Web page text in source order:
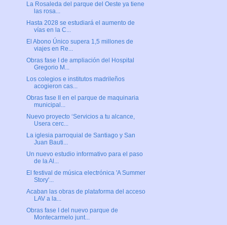
La Rosaleda del parque del Oeste ya tiene
las rosa...
Hasta 2028 se estudiará el aumento de
vías en la C...
El Abono Único supera 1,5 millones de
viajes en Re...
Obras fase I de ampliación del Hospital
Gregorio M...
Los colegios e institutos madrileños
acogieron cas...
Obras fase II en el parque de maquinaria
municipal...
Nuevo proyecto ‘Servicios a tu alcance,
Usera cerc...
La iglesia parroquial de Santiago y San
Juan Bauti...
Un nuevo estudio informativo para el paso
de la Al...
El festival de música electrónica 'A Summer
Story'...
Acaban las obras de plataforma del acceso
LAV a la...
Obras fase I del nuevo parque de
Montecarmelo junt...